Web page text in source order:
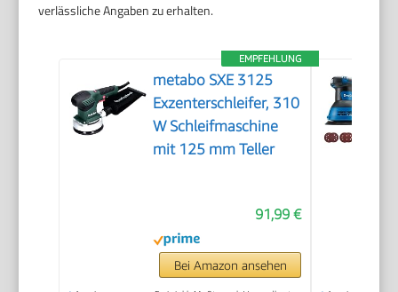
verlässliche Angaben zu erhalten.
EMPFEHLUNG
metabo SXE 3125
Exzenterschleifer, 310
W Schleifmaschine
mit 125 mm Teller
91,99 €
Bei Amazon ansehen